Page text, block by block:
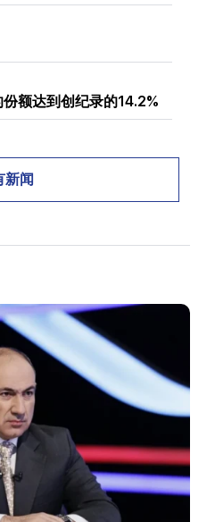
额达到创纪录的14.2%
卫队前司令阿里·拉里贾
职务
会面
国谈判，但正在通过中
危机之中。俄罗斯联邦
新闻